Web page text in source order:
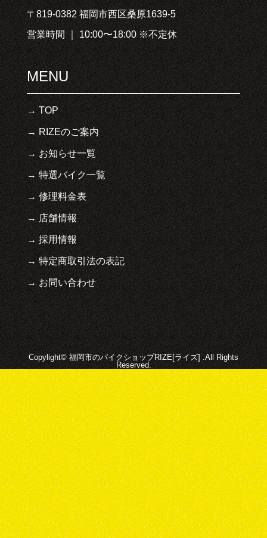
〒819-0382 福岡市西区桑原1639-5
営業時間 ｜ 10:00〜18:00 ※不定休
MENU
TOP
RIZEのご案内
お知らせ一覧
特選バイク一覧
修理料金表
店舗情報
採用情報
特定商取引法の表記
お問い合わせ
Copylight© 福岡市のバイクショップRIZE[ライズ] .All Rights
Reserved.